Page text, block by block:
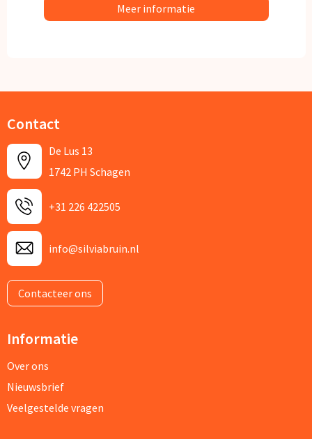
Meer informatie
Contact
De Lus 13
1742 PH Schagen
+31 226 422505
info@silviabruin.nl
Contacteer ons
Informatie
Over ons
Nieuwsbrief
Veelgestelde vragen